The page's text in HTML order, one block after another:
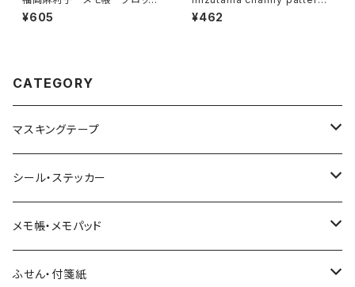
メモ Let it flow くまピアノ
¥605
マスキングテープ ショートケー
キパターン
¥462
CATEGORY
マスキングテープ
ヨハク
和紙
透明クリア
Hutte paper works （プロペラスタジオ）
ネクタイ
シール・ステッカー
フレークシール
パピアプラッツ（作家もの）
ステッカーシール
メモ帳・メモパッド
ヨハク
ふせん・付箋紙